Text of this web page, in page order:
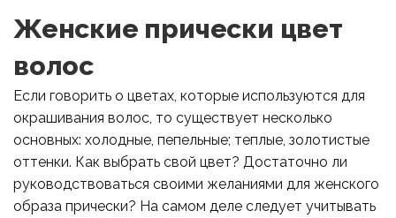
Женские прически цвет
волос
Если говорить о цветах, которые используются для
окрашивания волос, то существует несколько
основных: холодные, пепельные; теплые, золотистые
оттенки. Как выбрать свой цвет? Достаточно ли
руководствоваться своими желаниями для женского
образа прически? На самом деле следует учитывать